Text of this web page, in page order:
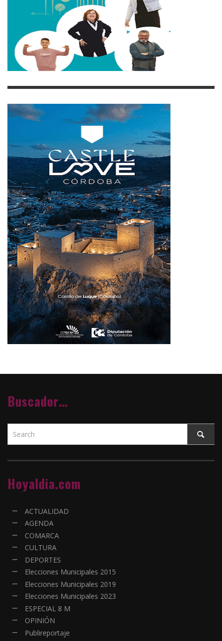
Buscador…
Hoyaldia.com
ACTUALIDAD
AGENDA
COMARCA
CULTURA
DEPORTES
Elecciones Municipales 2015
Elecciones Municipales 2019
Elecciones Municipales 2023
ESPECIAL 8 M
OPINIÓN
Publireportaje